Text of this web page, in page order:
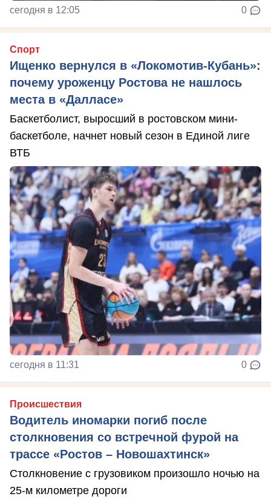
сегодня в 12:05 0
Спорт
Ищенко вернулся в «Локомотив-Кубань»:
почему уроженцу Ростова не нашлось
места в «Далласе»
Баскетболист, выросший в ростовском мини-
баскетболе, начнет новый сезон в Единой лиге
ВТБ
сегодня в 11:31 0
Происшествия
Водитель иномарки погиб после
столкновения со встречной фурой на
трассе «Ростов – Новошахтинск»
Столкновение с грузовиком произошло ночью на
25-м километре дороги